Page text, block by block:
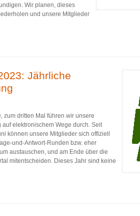
Wir planen, dieses
und unsere Mitglieder
Jährliche
zum dritten Mal führen wir unsere
elektronischem Wege durch. Seit
können unsere Mitglieder sich offiziell
und-Antwort-Runden bzw. eher
austauschen, und am Ende über die
mitentscheiden. Dieses Jahr sind keine